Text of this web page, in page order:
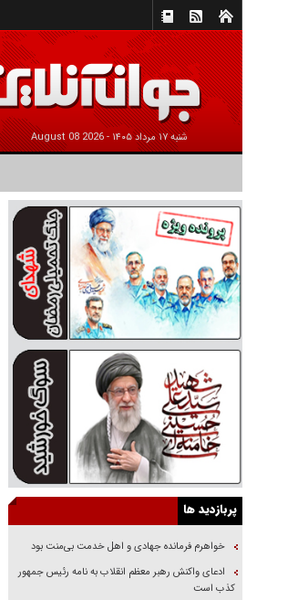
شنبه ۱۷ مرداد ۱۴۰۵ - 2026 August 08
پربازدید ها
خواهرم فرمانده جهادی و اهل خدمت بی‌منت بود
ادعای واکنش رهبر معظم انقلاب به نامه رئیس جمهور
کذب است